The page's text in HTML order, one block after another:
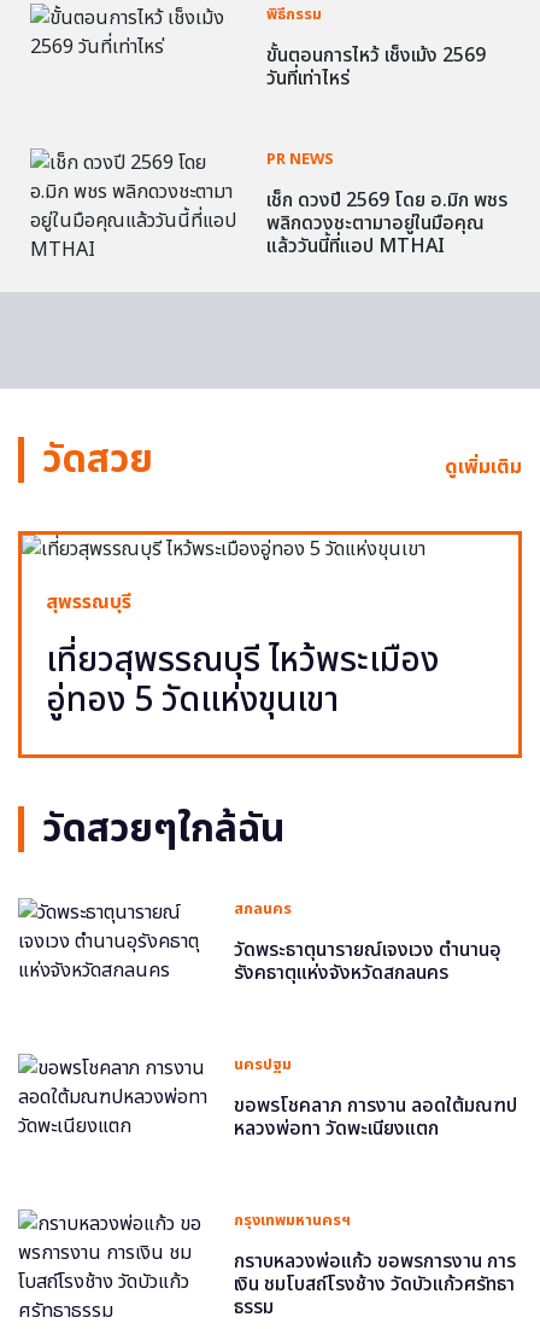
พิธีกรรม
ขั้นตอนการไหว้ เช็งเม้ง 2569
วันที่เท่าไหร่
PR NEWS
เช็ก ดวงปี 2569 โดย อ.มิก พชร
พลิกดวงชะตามาอยู่ในมือคุณ
แล้ววันนี้ที่แอป MTHAI
วัดสวย ดูเพิ่มเติม
สุพรรณบุรี
เที่ยวสุพรรณบุรี ไหว้พระเมือง
อู่ทอง 5 วัดแห่งขุนเขา
วัดสวยๆใกล้ฉัน
สกลนคร
วัดพระธาตุนารายณ์เจงเวง ตำนานอุ
รังคธาตุแห่งจังหวัดสกลนคร
นครปฐม
ขอพรโชคลาภ การงาน ลอดใต้มณฑป
หลวงพ่อทา วัดพะเนียงแตก
กรุงเทพมหานครฯ
กราบหลวงพ่อแก้ว ขอพรการงาน การ
เงิน ชมโบสถ์โรงช้าง วัดบัวแก้วศรัทธา
ธรรม